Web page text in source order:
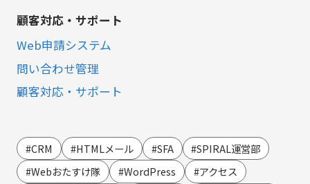
顧客対応・サポート
Web申請システム
問い合わせ管理
顧客対応・サポート
LINE連携
SMS連携
#CRM #HTMLメール #SFA
#SPIRAL運営部
#Webおたすけ隊
#WordPress
#アクセス